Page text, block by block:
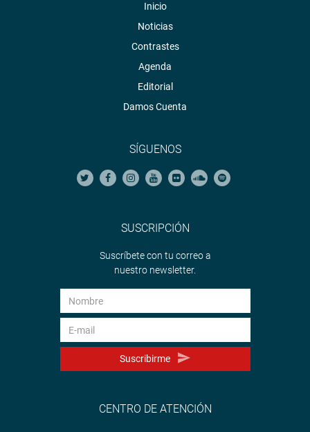
Inicio
Noticias
Contrastes
Agenda
Editorial
Damos Cuenta
SÍGUENOS
SUSCRIPCIÓN
Suscríbete con tu correo a
nuestro newsletter.
Suscribirme
CENTRO DE ATENCIÓN